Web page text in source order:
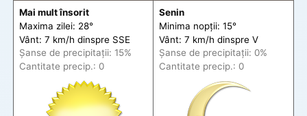
Mai mult însorit
Maxima zilei: 28°
Vânt: 7 km/h dinspre SSE
Șanse de precipitații: 15%
Cantitate precip.: 0
Senin
Minima nopții: 15°
Vânt: 7 km/h dinspre V
Șanse de precipitații: 0%
Cantitate precip.: 0